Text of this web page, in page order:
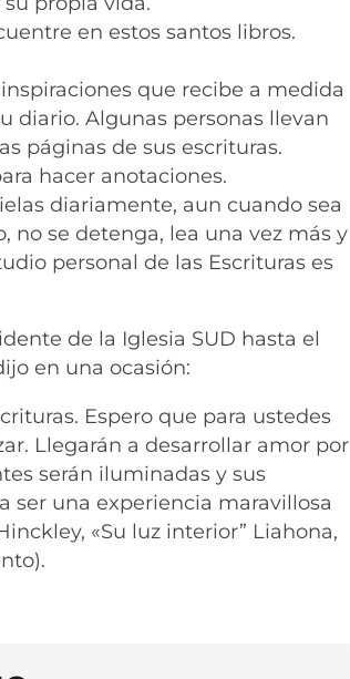
en estos santos libros.
que recibe a medida
diario. Algunas personas llevan
páginas de sus escrituras.
hacer anotaciones.
diariamente, aun cuando sea
no se detenga, lea una vez más y
personal de las Escrituras es
de la Iglesia SUD hasta el
en una ocasión:
Espero que para ustedes
Llegarán a desarrollar amor por
serán iluminadas y sus
ser una experiencia maravillosa
«Su luz interior” Liahona,